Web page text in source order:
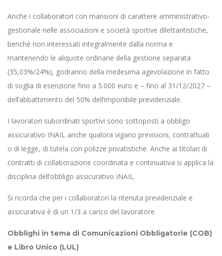
Anche i collaboratori con mansioni di carattere amministrativo-
gestionale nelle associazioni e società sportive dilettantistiche,
benché non interessati integralmente dalla norma e
mantenendo le aliquote ordinarie della gestione separata
(35,03%/24%), godranno della medesima agevolazione in fatto
di soglia di esenzione fino a 5.000 euro e – fino al 31/12/2027 –
dell’abbattimento del 50% dell’imponibile previdenziale.
I lavoratori subordinati sportivi sono sottoposti a obbligo
assicurativo INAIL anche qualora vigano previsioni, contrattuali
o di legge, di tutela con polizze privatistiche. Anche ai titolari di
contratti di collaborazione coordinata e continuativa si applica la
disciplina dell’obbligo assicurativo INAIL.
Si ricorda che per i collaboratori la ritenuta previdenziale e
assicurativa è di un 1/3 a carico del lavoratore.
Obblighi in tema di Comunicazioni Obbligatorie (COB)
e Libro Unico (LUL)